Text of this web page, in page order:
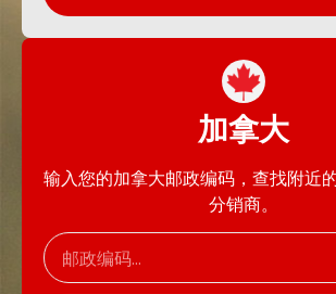
加拿大
输入您的加拿大邮政编码，查找附近
分销商。